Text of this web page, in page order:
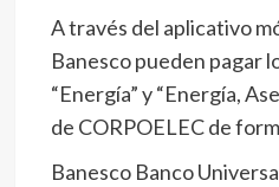
A través del aplicativo
Banesco pueden pagar
“Energía” y “Energía,
de CORPOELEC de
Banesco Banco